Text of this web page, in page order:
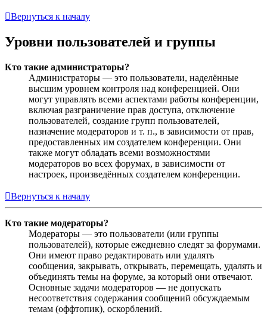
Вернуться к началу
Уровни пользователей и группы
Кто такие администраторы?
Администраторы — это пользователи, наделённые
высшим уровнем контроля над конференцией. Они
могут управлять всеми аспектами работы конференции,
включая разграничение прав доступа, отключение
пользователей, создание групп пользователей,
назначение модераторов и т. п., в зависимости от прав,
предоставленных им создателем конференции. Они
также могут обладать всеми возможностями
модераторов во всех форумах, в зависимости от
настроек, произведённых создателем конференции.
Вернуться к началу
Кто такие модераторы?
Модераторы — это пользователи (или группы
пользователей), которые ежедневно следят за форумами.
Они имеют право редактировать или удалять
сообщения, закрывать, открывать, перемещать, удалять и
объединять темы на форуме, за который они отвечают.
Основные задачи модераторов — не допускать
несоответствия содержания сообщений обсуждаемым
темам (оффтопик), оскорблений.